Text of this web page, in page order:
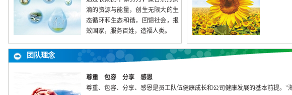
滴的资源与能量，创生无限大的生
态循环和生态和谐，回馈社会，报
效国家，服务百姓，造福人类。
团队理念
尊重 包容 分享 感恩
尊重、包容、分享、感恩是员工队伍健康成长和公司健康发展的基本前提。"